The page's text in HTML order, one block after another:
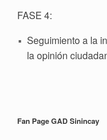
FASE 4:
Seguimiento a la
la opinión
Fan Page GAD Sinincay